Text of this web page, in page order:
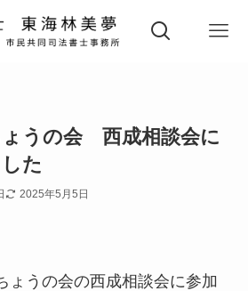
うの会 西成相談会に
た
2025年5月5日
ょうの会の西成相談会に参加